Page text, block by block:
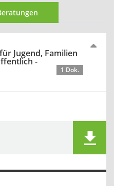
Jugend, Familien
-
1 Dok.